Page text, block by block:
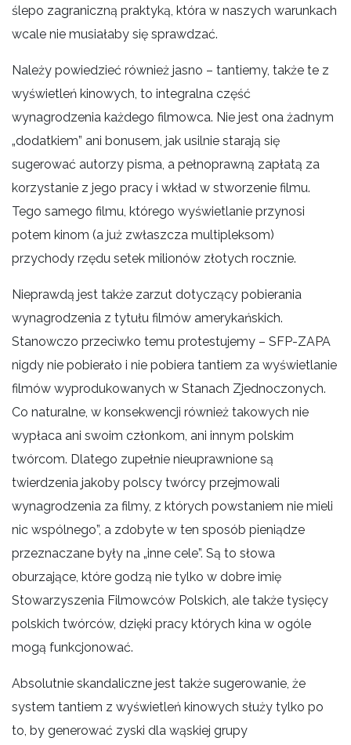
ślepo zagraniczną praktyką, która w naszych warunkach
wcale nie musiałaby się sprawdzać.
Należy powiedzieć również jasno – tantiemy, także te z
wyświetleń kinowych, to integralna część
wynagrodzenia każdego filmowca. Nie jest ona żadnym
„dodatkiem” ani bonusem, jak usilnie starają się
sugerować autorzy pisma, a pełnoprawną zapłatą za
korzystanie z jego pracy i wkład w stworzenie filmu.
Tego samego filmu, którego wyświetlanie przynosi
potem kinom (a już zwłaszcza multipleksom)
przychody rzędu setek milionów złotych rocznie.
Nieprawdą jest także zarzut dotyczący pobierania
wynagrodzenia z tytułu filmów amerykańskich.
Stanowczo przeciwko temu protestujemy – SFP-ZAPA
nigdy nie pobierało i nie pobiera tantiem za wyświetlanie
filmów wyprodukowanych w Stanach Zjednoczonych.
Co naturalne, w konsekwencji również takowych nie
wypłaca ani swoim członkom, ani innym polskim
twórcom. Dlatego zupełnie nieuprawnione są
twierdzenia jakoby polscy twórcy przejmowali
wynagrodzenia za filmy, z których powstaniem nie mieli
nic wspólnego”, a zdobyte w ten sposób pieniądze
przeznaczane były na „inne cele”. Są to słowa
oburzające, które godzą nie tylko w dobre imię
Stowarzyszenia Filmowców Polskich, ale także tysięcy
polskich twórców, dzięki pracy których kina w ogóle
mogą funkcjonować.
Absolutnie skandaliczne jest także sugerowanie, że
system tantiem z wyświetleń kinowych służy tylko po
to, by generować zyski dla wąskiej grupy